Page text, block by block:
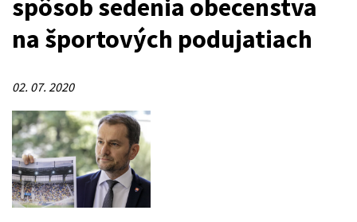
spôsob sedenia obecenstva
na športových podujatiach
02. 07. 2020